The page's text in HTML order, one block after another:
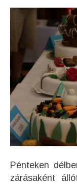
Pénteken
zárásaként